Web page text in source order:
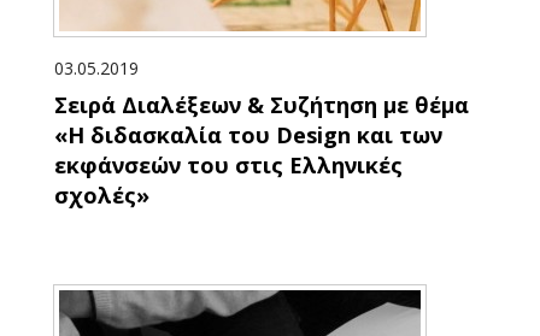
03.05.2019
Σειρά Διαλέξεων & Συζήτηση με θέμα
«Η διδασκαλία του Design και των
εκφάνσεών του στις Ελληνικές
σχολές»